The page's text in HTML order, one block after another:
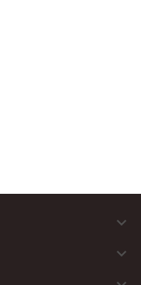

